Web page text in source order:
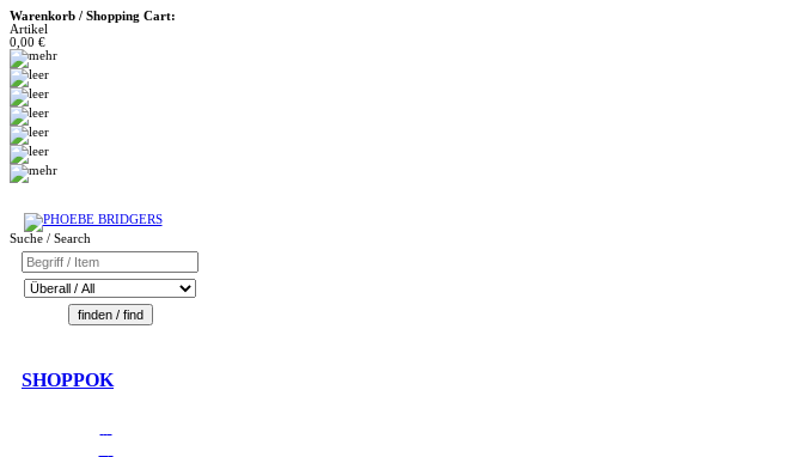
Warenkorb / Shopping Cart:
Artikel
0,00 €
Suche / Search
SHOPPOK